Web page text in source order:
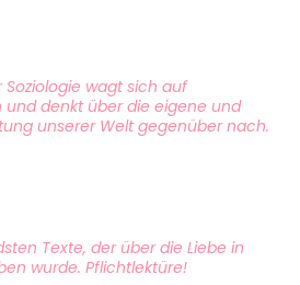
wagt sich auf
und denkt über die eigene und
unserer Welt gegenüber nach.
Texte, der über die Liebe in
wurde. Pflichtlektüre!